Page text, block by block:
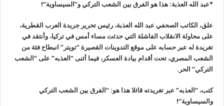
*عبد الله العذبة: هذا هو الفرق بين الشعب التركي و”السيساوية“!
علق، الكاتب الصحفي عبد الله العذبة، رئيس تحرير جريدة العرب القطرية،
على محاولة الانقلاب الفاشلة التي حدثت مساء أمس في تركيا، وأنتقد في
تغريدة له عبر حسابه على موقع التدوينات القصيرة “تويتر” انبطاح فئة من
الشعب المصري، تحت أقدام بيادة العسكر، فيما أثنى “العذبه” على “الشعب
التركي” الحر .
كتب، “العذبه” عبر تغريدته قائلا هذا هو: “الفرق بين الشعب التركي
والسيساوية“!